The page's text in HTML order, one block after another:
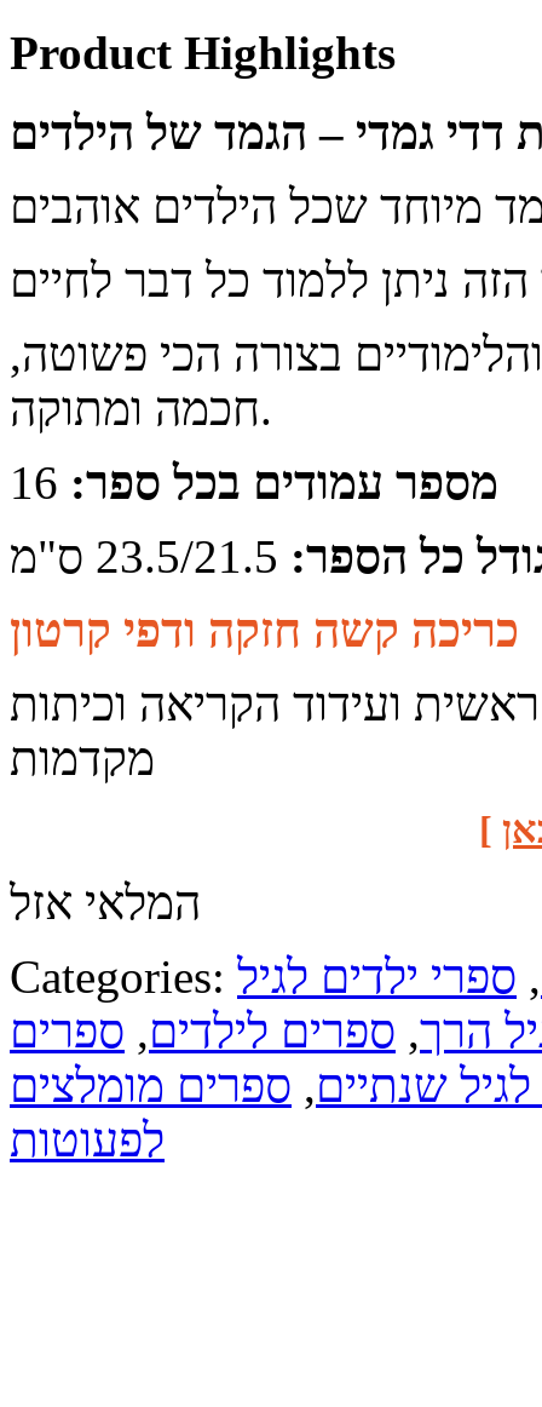
Product Highlights
דדי גמדי – הגמד של הילדים
בצורה הכי פשוטה,
חכמה ומתוקה.
מספר עמודים בכל ספר:
כל הספר:
כריכה קשה חזקה ודפי קרטון
ועידוד הקריאה וכיתות
מקדמות
]
המלאי אזל
Categories:
, ספרי ילדים לגיל
הרך, ספרים לילדים, ספרים
שנתיים, ספרים מומלצים
לפעוטות